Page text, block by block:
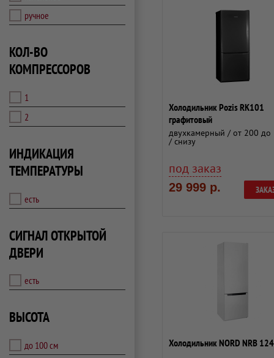
ручное
КОЛ-ВО
КОМПРЕССОРОВ
1
2
ИНДИКАЦИЯ
ТЕМПЕРАТУРЫ
есть
СИГНАЛ ОТКРЫТОЙ
ДВЕРИ
есть
ВЫСОТА
до 100 см
Холодильник Pozis RK101
графитовый
двухкамерный / от 200 до
/ снизу
под заказ
29 999 р.
Холодильник NORD NRB